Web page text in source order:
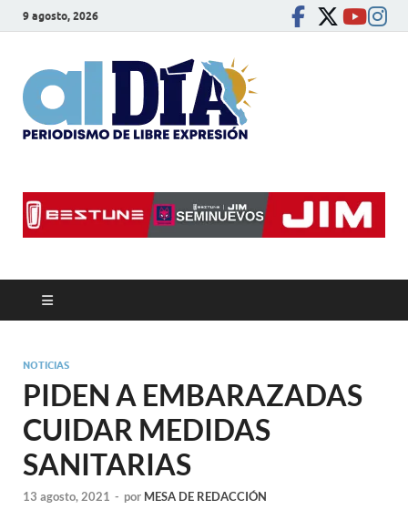
9 agosto, 2026
NOTICIAS
PIDEN A EMBARAZADAS
CUIDAR MEDIDAS
SANITARIAS
13 agosto, 2021 - por MESA DE REDACCIÓN